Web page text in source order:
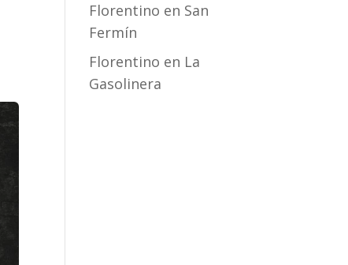
Florentino en San
Fermín
Florentino en La
Gasolinera